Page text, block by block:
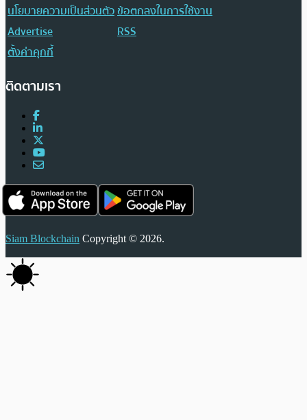
นโยบายความเป็นส่วนตัวข้อตกลงในการใช้งาน
Advertise
RSS
ตั้งค่าคุกกี้
ติดตามเรา
Siam Blockchain Copyright © 2026.